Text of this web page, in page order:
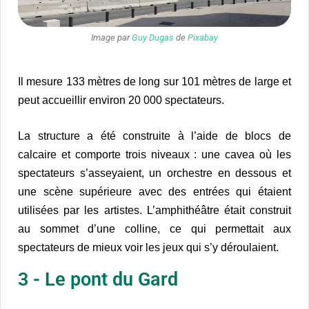
Image parGuy Dugas de Pixabay
Il mesure 133 mètres de long sur 101 mètres de large et
peut accueillir environ 20 000 spectateurs.
La structure a été construite à l’aide de blocs de
calcaire et comporte trois niveaux : une cavea où les
spectateurs s’asseyaient, un orchestre en dessous et
une scène supérieure avec des entrées qui étaient
utilisées par les artistes. L’amphithéâtre était construit
au sommet d’une colline, ce qui permettait aux
spectateurs de mieux voir les jeux qui s’y déroulaient.
3 - Le pont du Gard